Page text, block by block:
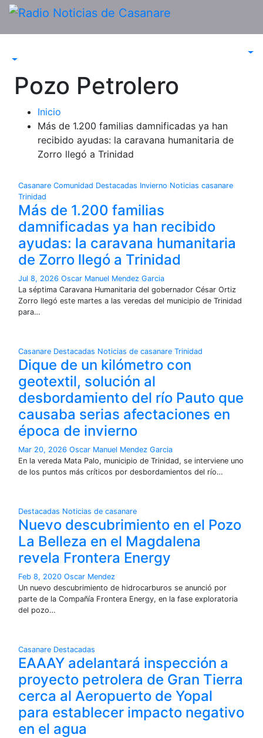
Saltar
contenido
Pozo Petrolero
Inicio
Más de 1.200 familias damnificadas ya han
recibido ayudas: la caravana humanitaria de
Zorro llegó a Trinidad
Casanare Comunidad Destacadas Invierno Noticias casanare
Trinidad
Más de 1.200 familias
damnificadas ya han recibido
ayudas: la caravana humanitaria
de Zorro llegó a Trinidad
Jul 8, 2026 Oscar Manuel Mendez Garcia
La séptima Caravana Humanitaria del gobernador César Ortiz
Zorro llegó este martes a las veredas del municipio de Trinidad
para…
Casanare Destacadas Noticias de casanare Trinidad
Dique de un kilómetro con
geotextil, solución al
desbordamiento del río Pauto que
causaba serias afectaciones en
época de invierno
Mar 20, 2026 Oscar Manuel Mendez Garcia
En la vereda Mata Palo, municipio de Trinidad, se interviene uno
de los puntos más críticos por desbordamientos del río…
Destacadas Noticias de casanare
Nuevo descubrimiento en el Pozo
La Belleza en el Magdalena
revela Frontera Energy
Feb 8, 2020 Oscar Mendez
Un nuevo descubrimiento de hidrocarburos se anunció por
parte de la Compañía Frontera Energy, en la fase exploratoria
del pozo…
Casanare Destacadas
EAAAY adelantará inspección a
proyecto petrolera de Gran Tierra
cerca al Aeropuerto de Yopal
para establecer impacto negativo
en el agua